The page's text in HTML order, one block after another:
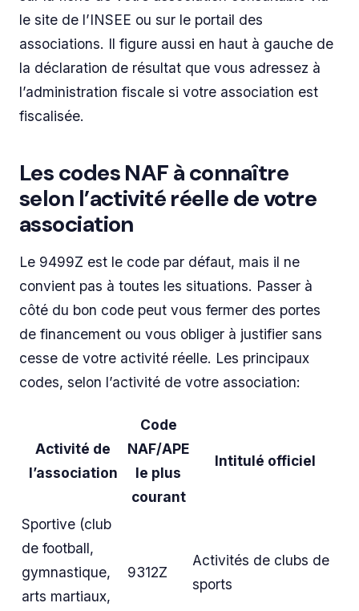
le site de l’INSEE ou sur le portail des
associations. Il figure aussi en haut à gauche de
la déclaration de résultat que vous adressez à
l’administration fiscale si votre association est
fiscalisée.
Les codes NAF à connaître
selon l’activité réelle de votre
association
Le 9499Z est le code par défaut, mais il ne
convient pas à toutes les situations. Passer à
côté du bon code peut vous fermer des portes
de financement ou vous obliger à justifier sans
cesse de votre activité réelle. Les principaux
codes, selon l’activité de votre association:
Activité de
l’association
Code
NAF/APE
le plus
courant
Intitulé officiel
Sportive (club
de football,
gymnastique,
arts martiaux,
9312Z
Activités de clubs de
sports